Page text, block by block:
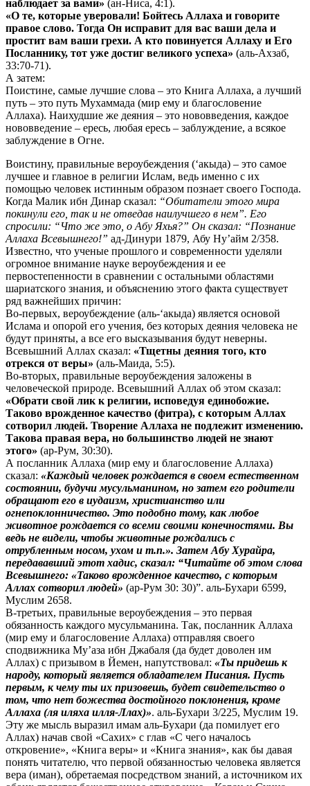
наблюдает за вами» (ан-Ниса, 4:1).
«О те, которые уверовали! Бойтесь Аллаха и говорите
правое слово. Тогда Он исправит для вас ваши дела и
простит вам ваши грехи. А кто повинуется Аллаху и Его
Посланнику, тот уже достиг великого успеха» (аль-Ахзаб,
33:70-71).
А затем:
Поистине, самые лучшие слова – это Книга Аллаха, а лучший
путь – это путь Мухаммада (мир ему и благословение
Аллаха). Наихудшие же деяния – это нововведения, каждое
нововведение – ересь, любая ересь – заблуждение, а всякое
заблуждение в Огне.
Воистину, правильные вероубеждения (‘акыда) – это самое
лучшее и главное в религии Ислам, ведь именно с их
помощью человек истинным образом познает своего Господа.
Когда Малик ибн Динар сказал: “Обитатели этого мира
покинули его, так и не отведав наилучшего в нем”. Его
спросили: “Что же это, о Абу Яхья?” Он сказал: “Познание
Аллаха Всевышнего!” ад-Динури 1879, Абу Ну’айм 2/358.
Известно, что ученые прошлого и современности уделяли
огромное внимание науке вероубеждения и ее
первостепенности в сравнении с остальными областями
шариатского знания, и объяснению этого факта существует
ряд важнейших причин:
Во-первых, вероубеждение (аль-‘акыда) является основой
Ислама и опорой его учения, без которых деяния человека не
будут приняты, а все его высказывания будут неверны.
Всевышний Аллах сказал: «Тщетны деяния того, кто
отрекся от веры» (аль-Маида, 5:5).
Во-вторых, правильные вероубеждения заложены в
человеческой природе. Всевышний Аллах об этом сказал:
«Обрати свой лик к религии, исповедуя единобожие.
Таково врожденное качество (фитра), с которым Аллах
сотворил людей. Творение Аллаха не подлежит изменению.
Такова правая вера, но большинство людей не знают
этого» (ар-Рум, 30:30).
А посланник Аллаха (мир ему и благословение Аллаха)
сказал: «Каждый человек рождается в своем естественном
состоянии, будучи мусульманином, но затем его родители
обращают его в иудаизм, христианство или
огнепоклонничество. Это подобно тому, как любое
животное рождается со всеми своими конечностями. Вы
ведь не видели, чтобы животные рождались с
отрубленным носом, ухом и т.п.». Затем Абу Хурайра,
передававший этот хадис, сказал: “Читайте об этом слова
Всевышнего: «Таково врожденное качество, с которым
Аллах сотворил людей» (ар-Рум 30: 30)”. аль-Бухари 6599,
Муслим 2658.
В-третьих, правильные вероубеждения – это первая
обязанность каждого мусульманина. Так, посланник Аллаха
(мир ему и благословение Аллаха) отправляя своего
сподвижника Му’аза ибн Джабаля (да будет доволен им
Аллах) с призывом в Йемен, напутствовал: «Ты придешь к
народу, который является обладателем Писания. Пусть
первым, к чему ты их призовешь, будет свидетельство о
том, что нет божества достойного поклонения, кроме
Аллаха (ля иляха илля-Ллах)». аль-Бухари 3/225, Муслим 19.
Эту же мысль выразил имам аль-Бухари (да помилует его
Аллах) начав свой «Сахих» с глав «С чего началось
откровение», «Книга веры» и «Книга знания», как бы давая
понять читателю, что первой обязанностью человека является
вера (иман), обретаемая посредством знаний, а источником их